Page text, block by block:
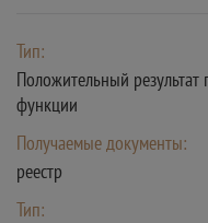
Тип:
Положительный результат
функции
Получаемые документы:
реестр
Тип: